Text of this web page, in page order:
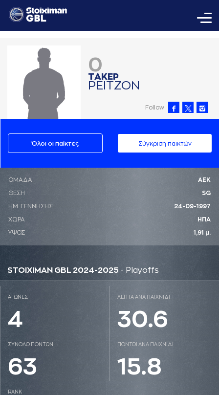
0
ΤAΚΕΡ
ΡΕΙΤΖΟΝ
Follow
Όλοι οι παίκτες Σύγκριση παικτών
ΟΜΑΔΑ ΑΕΚ
ΘΕΣΗ SG
ΗΜ. ΓΕΝΝΗΣΗΣ 24-09-1997
ΧΩΡΑ ΗΠΑ
ΥΨΟΣ 1,91 μ.
STOIXIMAN GBL 2024-2025 - Playoffs
ΑΓΩΝΕΣ
4
ΛΕΠΤΑ ΑΝΑ ΠΑΙΧΝΙΔΙ
30.6
ΣΥΝΟΛΟ ΠΟΝΤΩΝ
63
ΠΟΝΤΟΙ ΑΝΑ ΠΑΙΧΝΙΔΙ
15.8
RANK